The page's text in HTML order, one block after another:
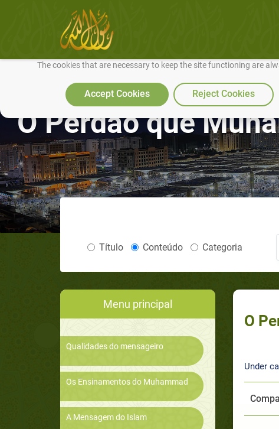
We use cookies to make our site work well for you and so we can
The cookies that are necessary to keep the site functioning are
Accept Cookies Reject Cookies
O Perdão que
Título Conteúdo Categoria
Menu principal
Qualidades do mensageiro
Os Ensinamentos do Muhammad
A Mensagem do Islam
O
Under